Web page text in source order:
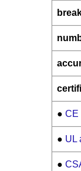
● CE
● UL
●